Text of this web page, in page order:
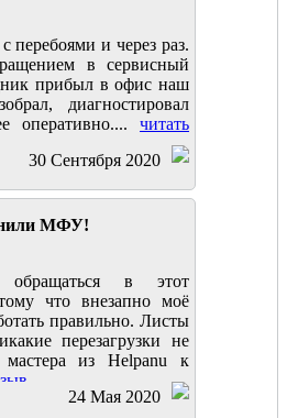
и через раз.
в сервисный
прибыл в офис наш
диагностировал
оперативно.... читать
30 Сентября 2020
МФУ!
обращаться в этот
что внезапно моё
правильно. Листы
перезагрузки не
из Helpanu к
24 Мая 2020